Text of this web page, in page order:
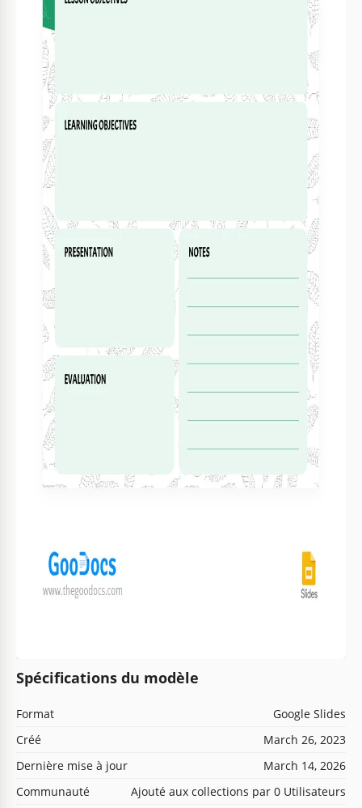
Spécifications du modèle
Format
Google Slides
Créé
March 26, 2023
Dernière mise à jour
March 14, 2026
Communauté
Ajouté aux collections par 0 Utilisateurs